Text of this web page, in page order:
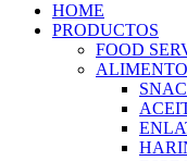
HOME
PRODUCTOS
FOOD